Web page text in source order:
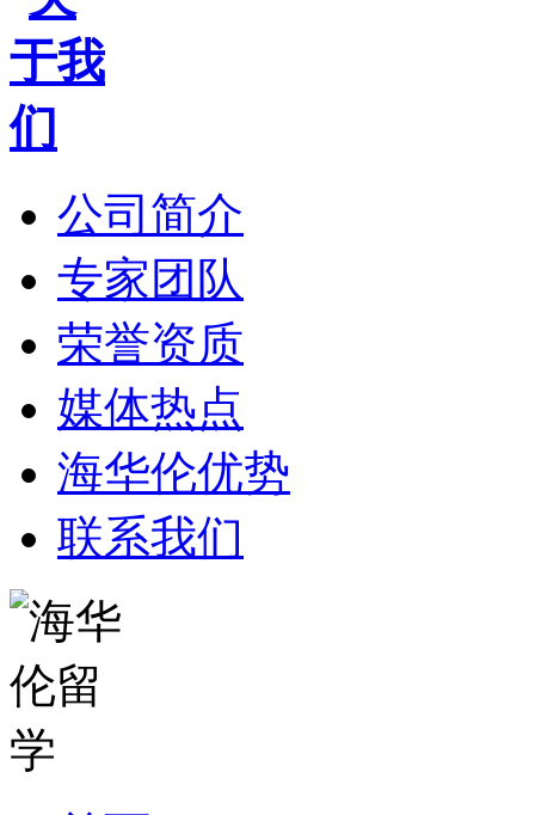
公司简介
专家团队
荣誉资质
媒体热点
海华伦优势
联系我们